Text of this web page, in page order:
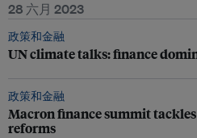
28 六月 2023
政策和金融
UN climate talks: finance
政策和金融
Macron finance summit
reforms